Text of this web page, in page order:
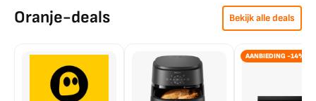
Oranje-deals Bekijk alle deals
AANBIEDING -14%